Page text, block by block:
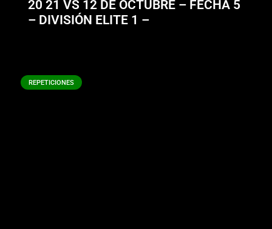
20 21 VS 12 DE OCTUBRE – FECHA 5
– DIVISIÓN ELITE 1 –
REPETICIONES